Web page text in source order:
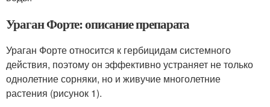
Ураган Форте: описание препарата
Ураган Форте относится к гербицидам системного
действия, поэтому он эффективно устраняет не только
однолетние сорняки, но и живучие многолетние
растения (рисунок 1).